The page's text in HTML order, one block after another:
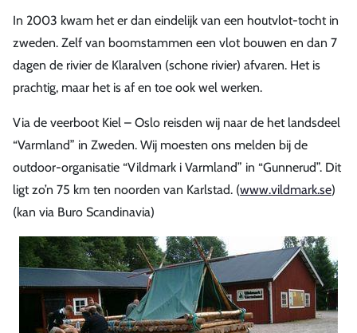
In 2003 kwam het er dan eindelijk van een houtvlot-tocht in
zweden. Zelf van boomstammen een vlot bouwen en dan 7
dagen de rivier de Klaralven (schone rivier) afvaren. Het is
prachtig, maar het is af en toe ook wel werken.
Via de veerboot Kiel – Oslo reisden wij naar de het landsdeel
“Varmland” in Zweden. Wij moesten ons melden bij de
outdoor-organisatie “Vildmark i Varmland” in “Gunnerud”. Dit
ligt zo’n 75 km ten noorden van Karlstad. (www.vildmark.se)
(kan via Buro Scandinavia)